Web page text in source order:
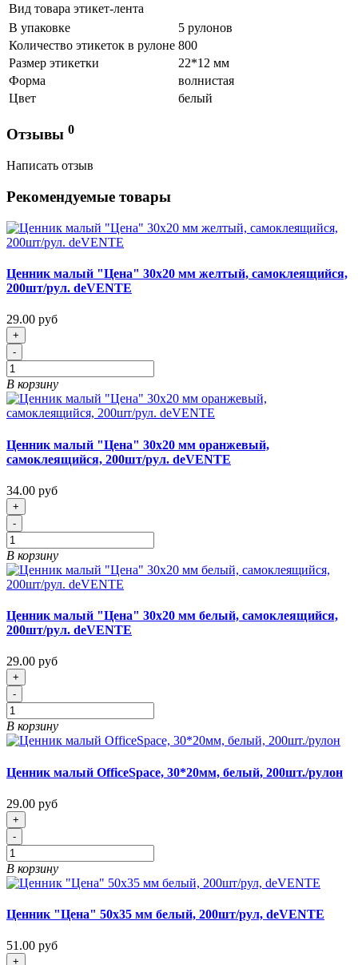
Вид товара этикет-лента
В упаковке
5 рулонов
Количество этикеток в рулоне 800
Размер этикетки
22*12 мм
Форма
волнистая
Цвет
белый
Отзывы 0
Написать отзыв
Рекомендуемые товары
Ценник малый "Цена" 30х20 мм желтый, самоклеящийся,
200шт/рул. deVENTE
29.00 руб
+
-
В корзину
Ценник малый "Цена" 30х20 мм оранжевый,
самоклеящийся, 200шт/рул. deVENTE
34.00 руб
+
-
В корзину
Ценник малый "Цена" 30х20 мм белый, самоклеящийся,
200шт/рул. deVENTE
29.00 руб
+
-
В корзину
Ценник малый OfficeSpace, 30*20мм, белый, 200шт./рулон
29.00 руб
+
-
В корзину
Ценник "Цена" 50х35 мм белый, 200шт/рул, deVENTE
51.00 руб
+